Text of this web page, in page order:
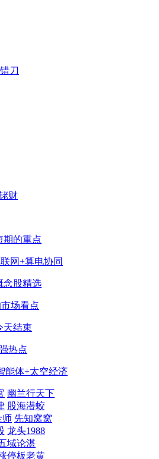
刀
财
期的重点
网+算电协同
念股精选
场看点
天结束
热点
能体+太空经济
幽兰行天下
股海潜蛟
师 先知窝窝
龙头1988
域论湛
停板老黄